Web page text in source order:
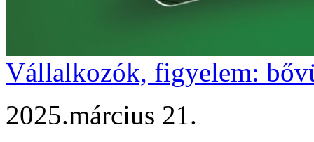
Vállalkozók, figyelem:
2025.március 21.